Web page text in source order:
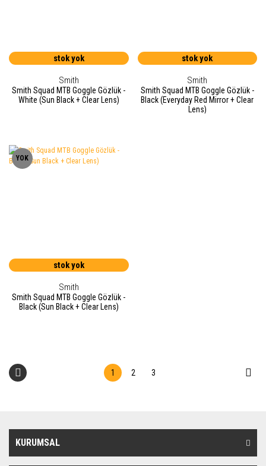
stok yok
Smith
Smith Squad MTB Goggle Gözlük -
White (Sun Black + Clear Lens)
stok yok
Smith
Smith Squad MTB Goggle Gözlük -
Black (Everyday Red Mirror + Clear
Lens)
YOK
stok yok
Smith
Smith Squad MTB Goggle Gözlük -
Black (Sun Black + Clear Lens)
1 2 3
KURUMSAL